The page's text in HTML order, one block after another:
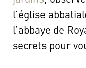
l’église
l’abbaye de
secrets pour